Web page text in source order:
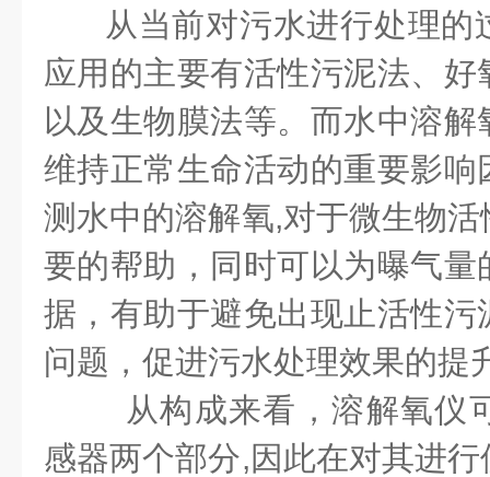
从当前对污水进行处理的
应用的主要有活性污泥法、
以及生物膜法等。而水中溶
维持正常生命活动的重要影
测水中的溶解氧,对于微生物
要的帮助，同时可以为曝气
据，有助于避免出现止活性
问题，促进污水处理效果的提
从构成来看，溶解氧仪
感器两个部分,因此在对其进